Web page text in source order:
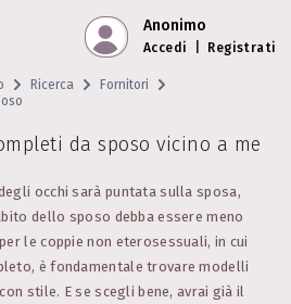
Anonimo
Accedi Registrati
Ricerca
Fornitori
da sposo vicino a me
occhi sarà puntata sulla sposa,
dello sposo debba essere meno
le coppie non eterosessuali, in cui
è fondamentale trovare modelli
stile. E se scegli bene, avrai già il